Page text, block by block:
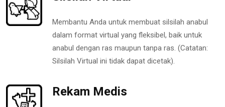
Membantu Anda untuk membuat silsilah anabul
dalam format virtual yang fleksibel, baik untuk
anabul dengan ras maupun tanpa ras. (Catatan:
Silsilah Virtual ini tidak dapat dicetak).
Rekam Medis